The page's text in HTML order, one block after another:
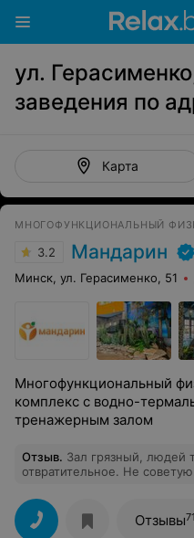
ул.
заведения по
Карта
3.2 Мандарин
Минск, ул. Герасименко, 51
Многофункциональный
комплекс с водно-
тренажерным залом
Отзыв. Зал грязный, людей
отвратительное. Не
соответствует качеству и
центре дешевле в 2,3 раза
заводского района - это
Отзывы71